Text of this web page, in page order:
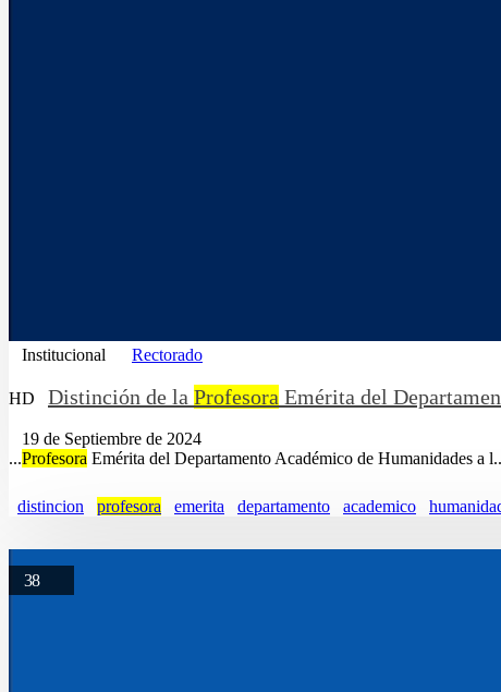
Institucional Rectorado
HD Distinción de la Profesora Emérita del
19 de Septiembre de 2024
...Profesora Emérita del Departamento Académico de Humanidades a
distincion profesora emerita departamento academico
38